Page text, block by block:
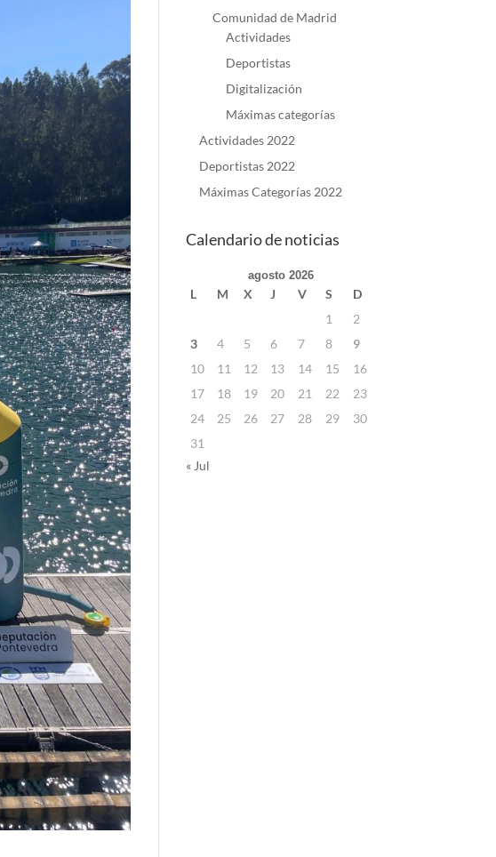
Comunidad de Madrid
Actividades
Deportistas
Digitalización
Máximas categorías
Actividades 2022
Deportistas 2022
Máximas Categorías 2022
Calendario de noticias
agosto 2026
L M X J V S
D
1
2
3
4 5 6 7 8
9
10
11 12 13 14 15
16
17
18 19 20 21 22
23
24
25 26 27 28 29
30
31
« Jul